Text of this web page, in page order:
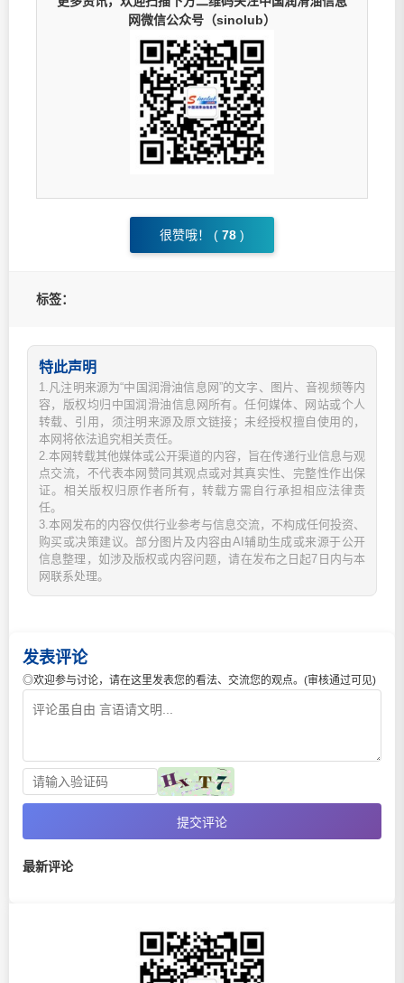
网微信公众号（sinolub）
很赞哦！ ( 78 )
标签：
特此声明
1.凡注明来源为“中国润滑油信息网”的文字、图片、音视频等内
容，版权均归中国润滑油信息网所有。任何媒体、网站或个人
转载、引用，须注明来源及原文链接；未经授权擅自使用的，
本网将依法追究相关责任。
2.本网转载其他媒体或公开渠道的内容，旨在传递行业信息与观
点交流，不代表本网赞同其观点或对其真实性、完整性作出保
证。相关版权归原作者所有，转载方需自行承担相应法律责
任。
3.本网发布的内容仅供行业参考与信息交流，不构成任何投资、
购买或决策建议。部分图片及内容由AI辅助生成或来源于公开
信息整理，如涉及版权或内容问题，请在发布之日起7日内与本
网联系处理。
发表评论
◎欢迎参与讨论，请在这里发表您的看法、交流您的观点。(审核通过可见)
提交评论
最新评论